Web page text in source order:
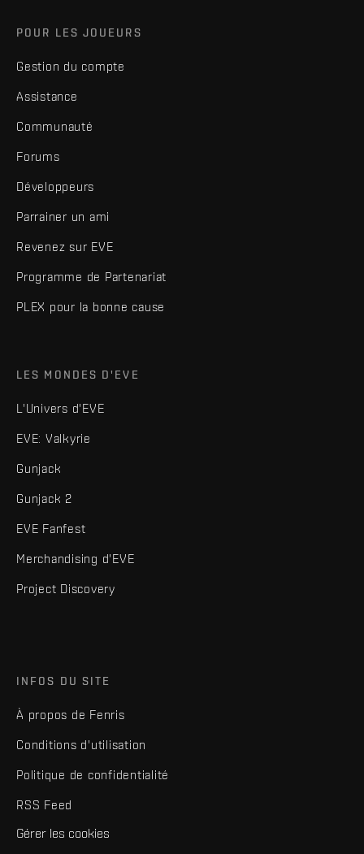
POUR LES JOUEURS
Gestion du compte
Assistance
Communauté
Forums
Développeurs
Parrainer un ami
Revenez sur EVE
Programme de Partenariat
PLEX pour la bonne cause
LES MONDES D'EVE
L'Univers d'EVE
EVE: Valkyrie
Gunjack
Gunjack 2
EVE Fanfest
Merchandising d'EVE
Project Discovery
INFOS DU SITE
À propos de Fenris
Conditions d'utilisation
Politique de confidentialité
RSS Feed
Gérer les cookies